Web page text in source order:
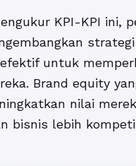
KPI-KPI ini,
untuk
Brand equity
nilai
bisnis lebih